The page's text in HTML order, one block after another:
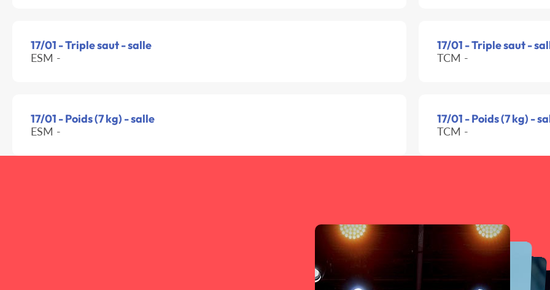
17/01 - Triple saut - salle
ESM -
17/01 - Triple saut -
TCM -
17/01 - Poids (7 kg) - salle
ESM -
17/01 - Poids (7 kg) -
TCM -